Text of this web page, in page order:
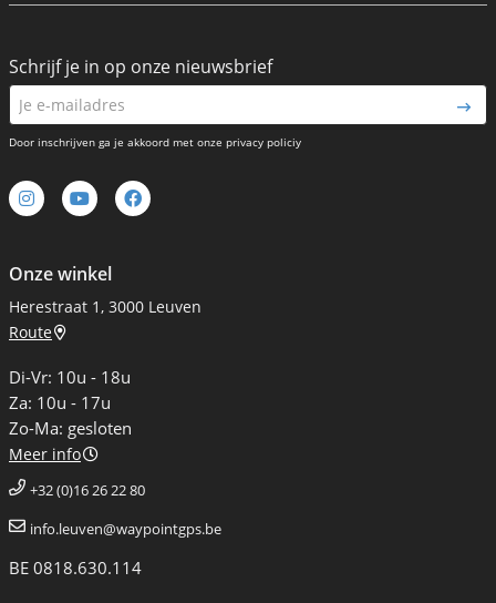
Onze winkel
Herestraat 1, 3000 Leuven
Route
Di-Vr: 10u - 18u
Za: 10u - 17u
Zo-Ma: gesloten
Meer info
+32 (0)16 26 22 80
info.leuven@waypointgps.be
BE 0818.630.114
Schrijf je in op onze nieuwsbrief
Door inschrijven ga je akkoord met onze privacy policiy